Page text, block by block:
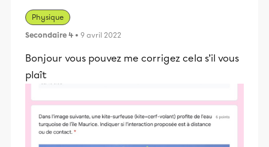
Physique
Secondaire 4 • 9 avril 2022
Bonjour vous pouvez me corrigez cela s’il vous
plaît